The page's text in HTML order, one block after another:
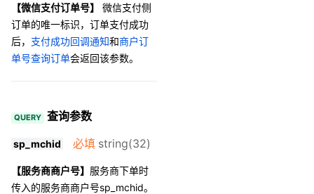
【微信支付订单号】
微信支付侧
订单的唯一标识，订单支付成功
后， 支付成功回调通知和商户订
单号查询订单会返回该参数。
QUERY 查询参数
sp_mchid 必填 string(32)
【服务商商户号】 服务商下单时
传入的服务商商户号sp_mchid。